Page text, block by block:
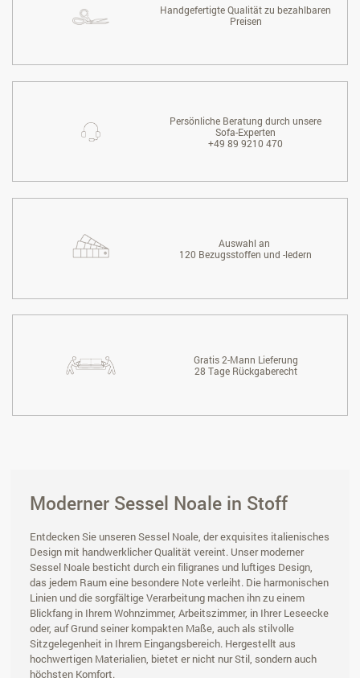
Handgefertigte Qualität zu bezahlbaren
Preisen
Persönliche Beratung durch unsere
Sofa-Experten
+49 89 9210 470
Auswahl an
120 Bezugsstoffen und -ledern
Gratis 2-Mann Lieferung
28 Tage Rückgaberecht
Moderner Sessel Noale in Stoff
Entdecken Sie unseren Sessel Noale, der exquisites italienisches
Design mit handwerklicher Qualität vereint. Unser moderner
Sessel Noale besticht durch ein filigranes und luftiges Design,
das jedem Raum eine besondere Note verleiht. Die harmonischen
Linien und die sorgfältige Verarbeitung machen ihn zu einem
Blickfang in Ihrem Wohnzimmer, Arbeitszimmer, in Ihrer Leseecke
oder, auf Grund seiner kompakten Maße, auch als stilvolle
Sitzgelegenheit in Ihrem Eingangsbereich. Hergestellt aus
hochwertigen Materialien, bietet er nicht nur Stil, sondern auch
höchsten Komfort.